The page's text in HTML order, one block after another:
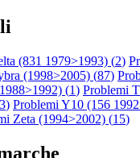
(831 1979>1993) (2)
(1998>2005) (87)
(1) Problemi
3) Problemi Y10 (156
Zeta (1994>2002) (15)